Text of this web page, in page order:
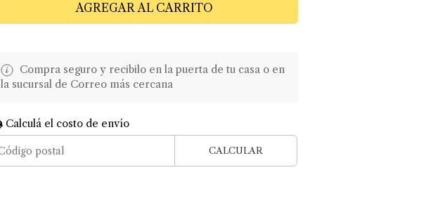
AGREGAR AL CARRITO
Compra seguro y recibilo en la puerta de tu casa o en
la sucursal de Correo más cercana
Calculá el costo de envío
CALCULAR